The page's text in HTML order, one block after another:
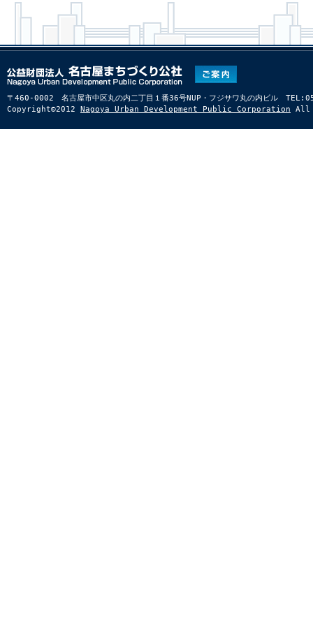
〒460-0002 名古屋市中区丸の内二丁目１番36号NUP・フジサワ丸の内ビル
Copyright©2012 Nagoya Urban Development Public Corporation All